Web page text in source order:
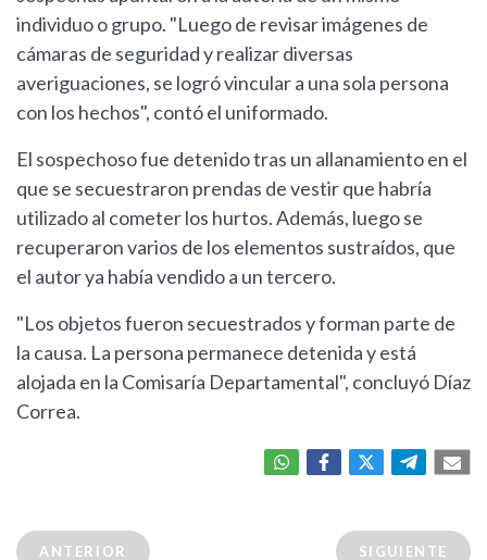
individuo o grupo. "Luego de revisar imágenes de
cámaras de seguridad y realizar diversas
averiguaciones, se logró vincular a una sola persona
con los hechos", contó el uniformado.
El sospechoso fue detenido tras un allanamiento en el
que se secuestraron prendas de vestir que habría
utilizado al cometer los hurtos. Además, luego se
recuperaron varios de los elementos sustraídos, que
el autor ya había vendido a un tercero.
"Los objetos fueron secuestrados y forman parte de
la causa. La persona permanece detenida y está
alojada en la Comisaría Departamental", concluyó Díaz
Correa.
ANTERIOR SIGUIENTE